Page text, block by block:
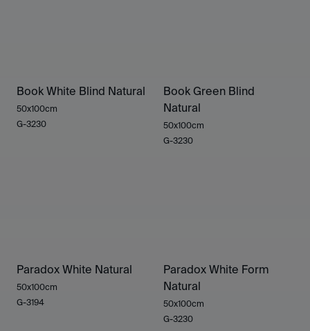
Book White Blind Natural
50x100cm
G-3230
Book Green Blind
Natural
50x100cm
G-3230
Paradox White Natural
50x100cm
G-3194
Paradox White Form
Natural
50x100cm
G-3230